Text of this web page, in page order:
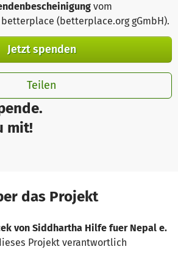
mit!
vom
betterplace (betterplace.org gGmbH).
Jetzt spenden
Teilen
das Projekt
von Siddhartha Hilfe fuer Nepal e.
Projekt verantwortlich